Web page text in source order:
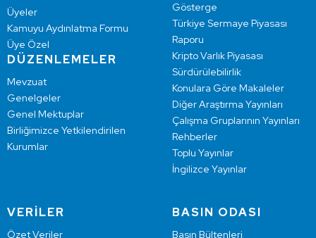
Üyeler
Kamuyu Aydınlatma Formu
Üye Özel
DÜZENLEMELER
Mevzuat
Genelgeler
Genel Mektuplar
Birliğimizce Yetkilendirilen
Kurumlar
Gösterge
Türkiye Sermaye Piyasası
Raporu
Kripto Varlık Piyasası
Sürdürülebilirlik
Konulara Göre Makaleler
Diğer Araştırma Yayınları
Çalışma Gruplarının Yayınları
Rehberler
Toplu Yayınlar
İngilizce Yayınlar
VERİLER
Özet Veriler
BASIN ODASI
Basın Bültenleri